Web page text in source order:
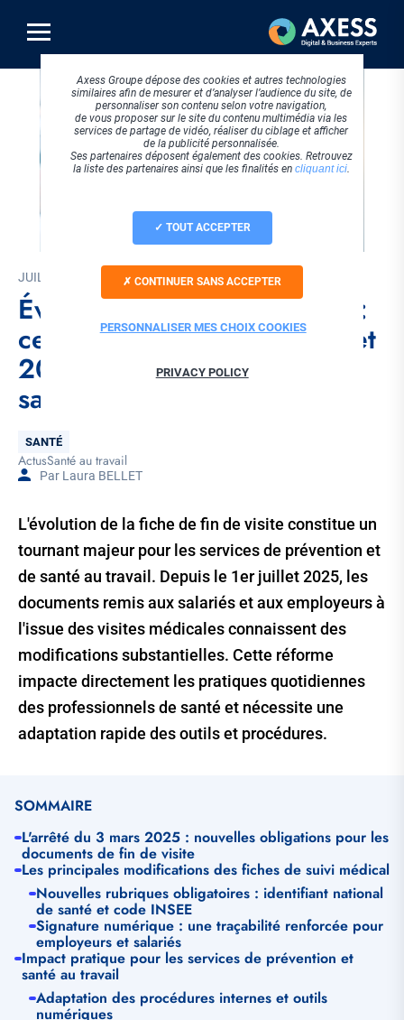
contenu
principal
JUILLET 2025
Évolution fiche fin de visite :
ce qui a changé au 1er juillet
2025 pour les services de
santé au travail
Thématique
SANTÉ
Tags
ActusSanté au travail
Par Laura BELLET
L'évolution de la fiche de fin de visite constitue un
tournant majeur pour les services de prévention et
de santé au travail. Depuis le 1er juillet 2025, les
documents remis aux salariés et aux employeurs à
l'issue des visites médicales connaissent des
modifications substantielles. Cette réforme
impacte directement les pratiques quotidiennes
des professionnels de santé et nécessite une
adaptation rapide des outils et procédures.
SOMMAIRE
L'arrêté du 3 mars 2025 : nouvelles obligations pour les
documents de fin de visite
Les principales modifications des fiches de suivi médical
Nouvelles rubriques obligatoires : identifiant national
de santé et code INSEE
Signature numérique : une traçabilité renforcée pour
employeurs et salariés
Impact pratique pour les services de prévention et
santé au travail
Adaptation des procédures internes et outils
numériques
Axess Groupe dépose des cookies et autres technologies
similaires afin de mesurer et d’analyser l’audience du site, de
personnaliser son contenu selon votre navigation,
de vous proposer sur le site du contenu multimédia via les
services de partage de vidéo, réaliser du ciblage et afficher
de la publicité personnalisée.
Ses partenaires déposent également des cookies. Retrouvez
la liste des partenaires ainsi que les finalités en cliquant ici.
TOUT ACCEPTER
CONTINUER SANS ACCEPTER
PERSONNALISER MES CHOIX COOKIES
PRIVACY POLICY